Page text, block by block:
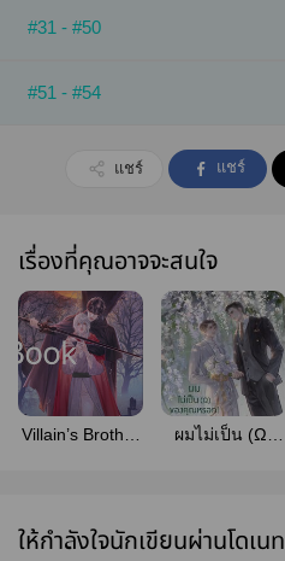
#31 - #50
#51 - #54
แชร์ แชร์
เรื่องที่คุณอาจจะสนใจ
Villain’s Brother
ผมไม่เป็น (Ω)
ให้กำลังใจนักเขียนผ่านโดเนท